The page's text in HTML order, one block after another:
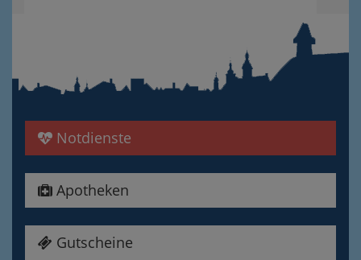
Notdienste
Apotheken
Gutscheine